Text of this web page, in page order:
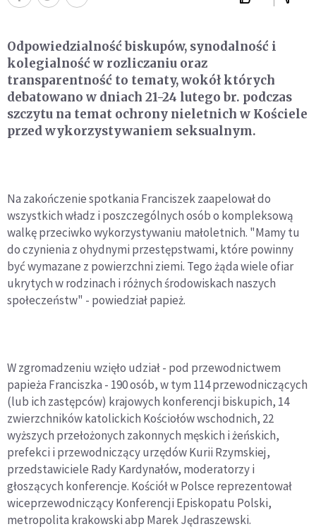
Odpowiedzialność biskupów, synodalność i
kolegialność w rozliczaniu oraz
transparentność to tematy, wokół których
debatowano w dniach 21-24 lutego br. podczas
szczytu na temat ochrony nieletnich w Kościele
przed wykorzystywaniem seksualnym.
Na zakończenie spotkania Franciszek zaapelował do
wszystkich władz i poszczególnych osób o kompleksową
walkę przeciwko wykorzystywaniu małoletnich. "Mamy tu
do czynienia z ohydnymi przestępstwami, które powinny
być wymazane z powierzchni ziemi. Tego żąda wiele ofiar
ukrytych w rodzinach i różnych środowiskach naszych
społeczeństw" - powiedział papież.
W zgromadzeniu wzięło udział - pod przewodnictwem
papieża Franciszka - 190 osób, w tym 114 przewodniczących
(lub ich zastępców) krajowych konferencji biskupich, 14
zwierzchników katolickich Kościołów wschodnich, 22
wyższych przełożonych zakonnych męskich i żeńskich,
prefekci i przewodniczący urzędów Kurii Rzymskiej,
przedstawiciele Rady Kardynałów, moderatorzy i
głoszących konferencje. Kościół w Polsce reprezentował
wiceprzewodniczący Konferencji Episkopatu Polski,
metropolita krakowski abp Marek Jędraszewski.